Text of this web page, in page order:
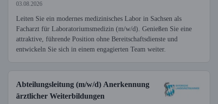
03.08.2026
Leiten Sie ein modernes medizinisches Labor in Sachsen als
Facharzt für Laboratoriumsmedizin (m/w/d). Genießen Sie eine
attraktive, führende Position ohne Bereitschaftsdienste und
entwickeln Sie sich in einem engagierten Team weiter.
Abteilungsleitung (m/w/d) Anerkennung
ärztlicher Weiterbildungen